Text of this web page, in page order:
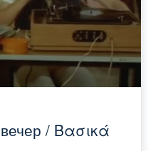
/ Βασικά